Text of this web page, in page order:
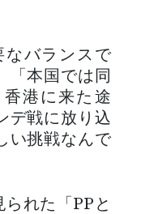
なバランスで
「本国では同
港に来た途
デ戦に放り込
い挑戦なんで
れた「PPと